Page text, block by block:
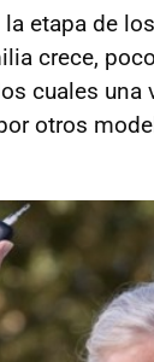
etapa de los
crece,
cuales una
otros